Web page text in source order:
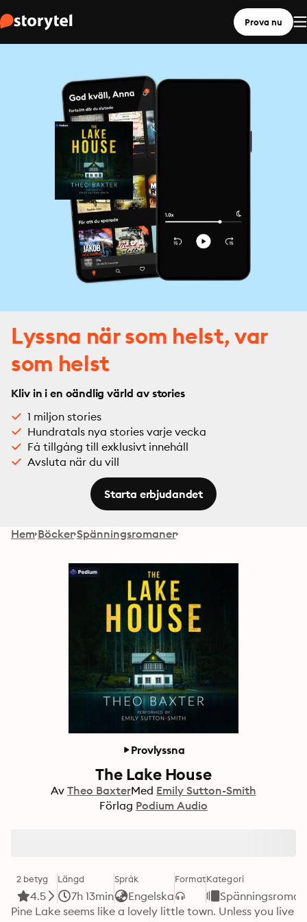
Prova nu
Lyssna när som helst, var
som helst
Kliv in i en oändlig värld av stories
1 miljon stories
Hundratals nya stories varje vecka
Få tillgång till exklusivt innehåll
Avsluta när du vill
Starta erbjudandet
Hem Böcker Spänningsromaner
Provlyssna
The Lake House
Av Theo BaxterMed Emily Sutton-Smith
Förlag Podium Audio
2 betyg
4.5
Längd
7h 13min
Språk
Engelska
FormatKategori
Pine Lake seems like a lovely little town. Unless you live